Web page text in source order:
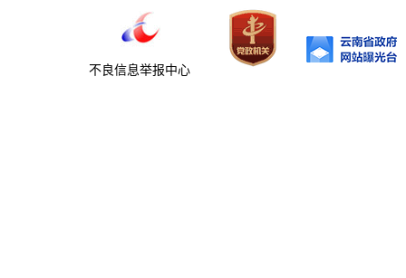
不良信息举报中心